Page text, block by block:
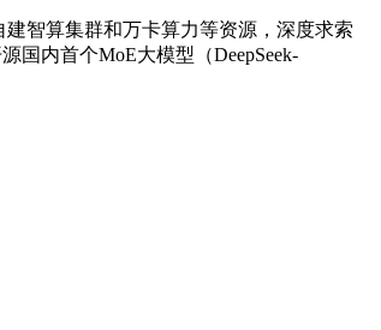
智算集群和万卡算力等资源，深度求索
国内首个MoE大模型（DeepSeek-